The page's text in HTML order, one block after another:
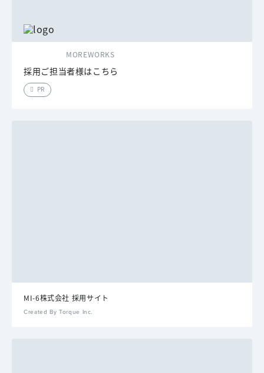
MOREWORKS
採用ご担当者様はこちら
PR
MI-6株式会社 採用サイト
Created By Torque Inc.